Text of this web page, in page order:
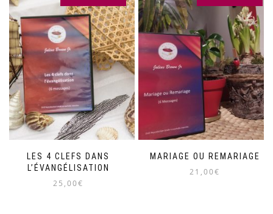
LES 4 CLEFS DANS
L’ÉVANGÉLISATION
25,00€
MARIAGE OU REMARIAGE
21,00€